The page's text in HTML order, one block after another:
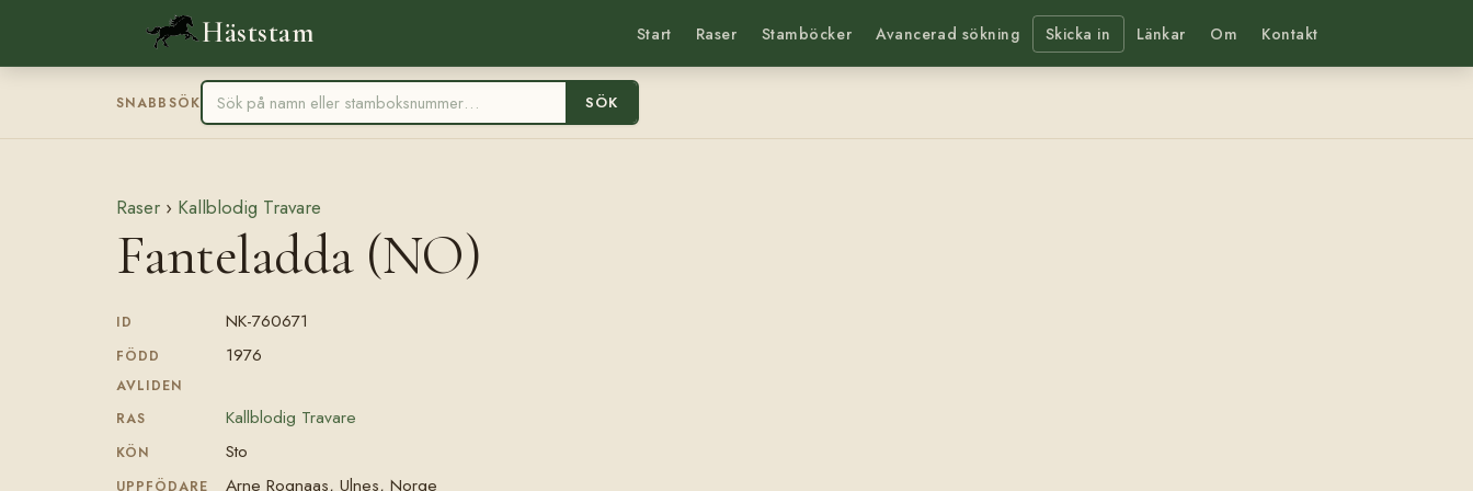
Häststam Start Raser Stamböcker Avancerad sökning Skicka in Länkar Om Kontakt
SNABBSÖK SÖK
Raser › Kallblodig Travare
Fanteladda (NO)
ID NK-760671
FÖDD 1976
AVLIDEN
RAS
Kallblodig Travare
KÖN Sto
UPPFÖDARE Arne Rognaas, Ulnes, Norge